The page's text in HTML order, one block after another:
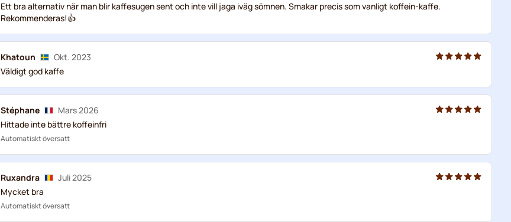
Ett bra alternativ när man blir kaffesugen sent och inte vill jaga iväg sömnen. Smakar precis som vanligt koffein-kaffe.
Rekommenderas!👍
Khatoun
Okt. 2023
Väldigt god kaffe
Stéphane
Mars 2026
Hittade inte bättre koffeinfri
Automatiskt översatt
Ruxandra
Juli 2025
Mycket bra
Automatiskt översatt